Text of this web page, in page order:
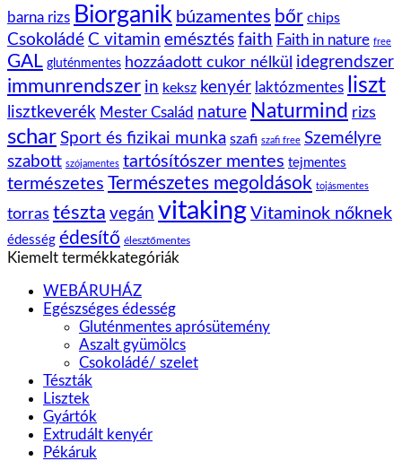
barna rizs Biorganik búzamentes bőr chips
Csokoládé C vitamin emésztés faith Faith in nature free
GAL gluténmentes hozzáadott cukor nélkül idegrendszer
immunrendszer in keksz kenyér laktózmentes liszt
lisztkeverék Mester Család nature Naturmind rizs
schar Sport és fizikai munka szafi szafi free Személyre
szabott szójamentes tartósítószer mentes tejmentes
természetes Természetes megoldások tojásmentes
torras tészta vegán vitaking Vitaminok nőknek
édesség édesítő élesztőmentes
Kiemelt termékkategóriák
WEBÁRUHÁZ
Egészséges édesség
Gluténmentes aprósütemény
Aszalt gyümölcs
Csokoládé/ szelet
Tészták
Lisztek
Gyártók
Extrudált kenyér
Pékáruk